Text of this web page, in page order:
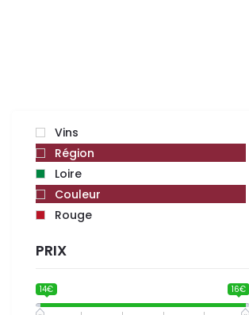
Vins
Région
Loire
Couleur
Rouge
PRIX
14€ 16€